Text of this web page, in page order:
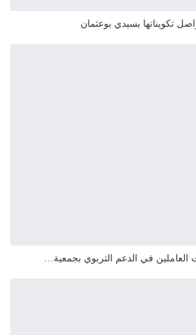
تكويناتها بسيدي بوعثمان
العاملين في الدعم التربوي بجمعية…